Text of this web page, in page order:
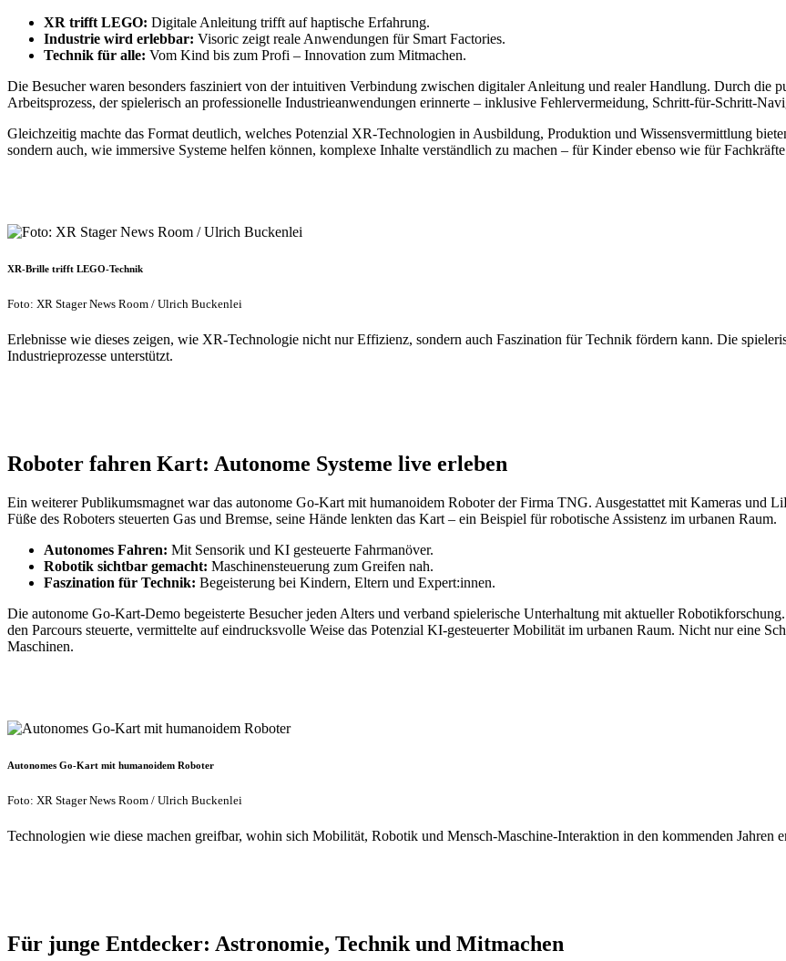
XR trifft LEGO: Digitale Anleitung trifft auf haptische Erfahrung.
Industrie wird erlebbar: Visoric zeigt reale Anwendungen für Smart Factories.
Technik für alle: Vom Kind bis zum Profi – Innovation zum Mitmachen.
Die Besucher waren besonders fasziniert von der intuitiven Verbindung zwischen digitaler Anleitung und realer Handlung. Durch die
Arbeitsprozess, der spielerisch an professionelle Industrieanwendungen erinnerte – inklusive Fehlervermeidung, Schritt-für-Schritt-
Gleichzeitig machte das Format deutlich, welches Potenzial XR-Technologien in Ausbildung, Produktion und Wissensvermittlung
sondern auch, wie immersive Systeme helfen können, komplexe Inhalte verständlich zu machen – für Kinder ebenso wie für
XR-Brille trifft LEGO-Technik
Foto: XR Stager News Room / Ulrich Buckenlei
Erlebnisse wie dieses zeigen, wie XR-Technologie nicht nur Effizienz, sondern auch Faszination für Technik fördern kann. Die
Industrieprozesse unterstützt.
Roboter fahren Kart: Autonome Systeme live erleben
Ein weiterer Publikumsmagnet war das autonome Go-Kart mit humanoidem Roboter der Firma TNG. Ausgestattet mit Kameras und
Füße des Roboters steuerten Gas und Bremse, seine Hände lenkten das Kart – ein Beispiel für robotische Assistenz im urbanen Raum.
Autonomes Fahren: Mit Sensorik und KI gesteuerte Fahrmanöver.
Robotik sichtbar gemacht: Maschinensteuerung zum Greifen nah.
Faszination für Technik: Begeisterung bei Kindern, Eltern und Expert:innen.
Die autonome Go-Kart-Demo begeisterte Besucher jeden Alters und verband spielerische Unterhaltung mit aktueller
den Parcours steuerte, vermittelte auf eindrucksvolle Weise das Potenzial KI-gesteuerter Mobilität im urbanen Raum. Nicht nur eine
Maschinen.
Autonomes Go-Kart mit humanoidem Roboter
Foto: XR Stager News Room / Ulrich Buckenlei
Technologien wie diese machen greifbar, wohin sich Mobilität, Robotik und Mensch-Maschine-Interaktion in den kommenden Jahren
Für junge Entdecker: Astronomie, Technik und Mitmachen